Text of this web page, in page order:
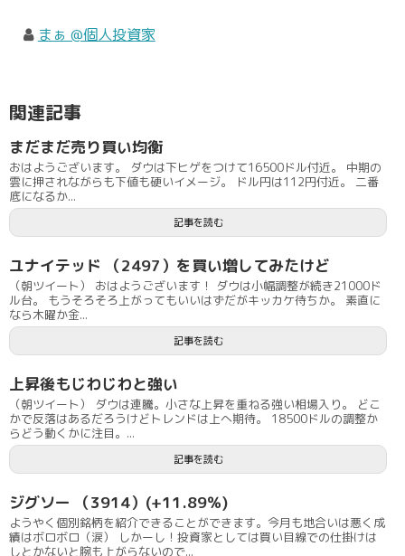
まぁ @個人投資家
関連記事
まだまだ売り買い均衡
おはようございます。 ダウは下ヒゲをつけて16500ドル付近。 中期の
雲に押されながらも下値も硬いイメージ。 ドル円は112円付近。 二番
底になるか...
記事を読む
ユナイテッド （2497）を買い増してみたけど
（朝ツイート） おはようございます！ ダウは小幅調整が続き21000ド
ル台。 もうそろそろ上がってもいいはずだがキッカケ待ちか。 素直に
なら木曜か金...
記事を読む
上昇後もじわじわと強い
（朝ツイート） ダウは連騰。小さな上昇を重ねる強い相場入り。 どこ
かで反落はあるだろうけどトレンドは上へ期待。 18500ドルの調整か
らどう動くかに注目。...
記事を読む
ジグソー （3914）(+11.89％)
ようやく個別銘柄を紹介できることができます。今月も地合いは悪く成
績はボロボロ（涙） しかーし！投資家としては買い目線での仕掛けは
しとかないと腕も上がらないので...